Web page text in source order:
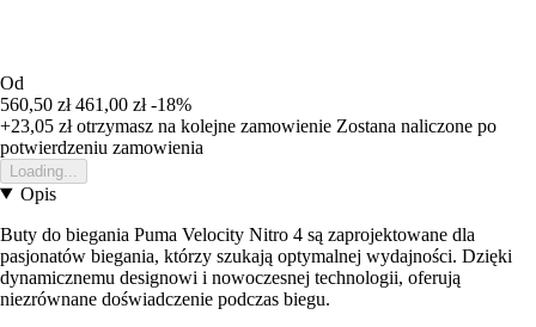
Od
560,50 zł 461,00 zł -18%
+23,05 złotrzymasz na kolejne zamowienie Zostana naliczone po
potwierdzeniu zamowienia
Loading...
Opis
Buty do biegania Puma Velocity Nitro 4 są zaprojektowane dla
pasjonatów biegania, którzy szukają optymalnej wydajności. Dzięki
dynamicznemu designowi i nowoczesnej technologii, oferują
niezrównane doświadczenie podczas biegu.